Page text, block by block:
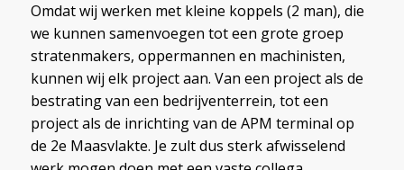
Omdat wij werken met kleine koppels (2 man), die
we kunnen samenvoegen tot een grote groep
stratenmakers, oppermannen en machinisten,
kunnen wij elk project aan. Van een project als de
bestrating van een bedrijventerrein, tot een
project als de inrichting van de APM terminal op
de 2e Maasvlakte. Je zult dus sterk afwisselend